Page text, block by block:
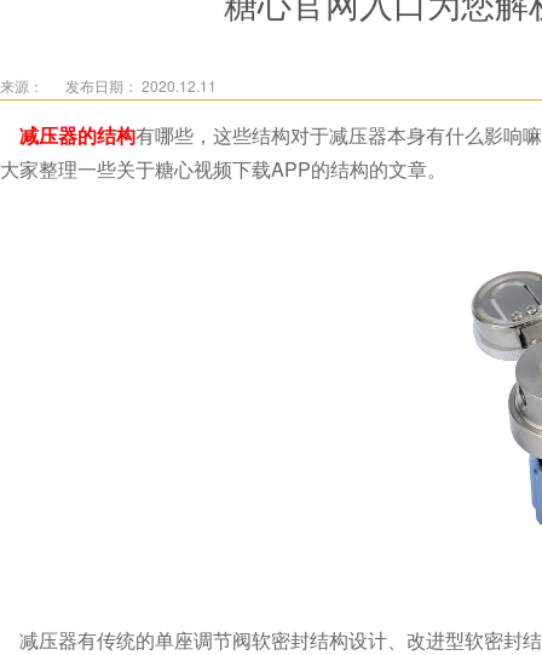
来源： 发布日期： 2020.12.11
减压器的结构有哪些，这些结构对于减压器本身有什么影响嘛
大家整理一些关于糖心视频下载APP的结构的文章。
减压器有传统的单座调节阀软密封结构设计、改进型软密封结